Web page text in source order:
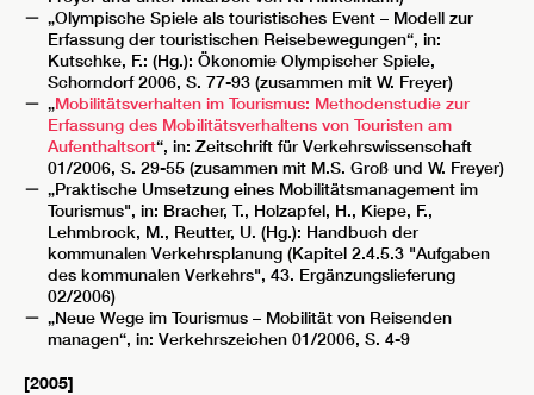
„Olympische Spiele als touristisches Event – Modell zur
Erfassung der touristischen Reisebewegungen“, in:
Kutschke, F.: (Hg.): Ökonomie Olympischer Spiele,
Schorndorf 2006, S. 77-93 (zusammen mit W. Freyer)
„Mobilitätsverhalten im Tourismus: Methodenstudie zur
Erfassung des Mobilitätsverhaltens von Touristen am
Aufenthaltsort“, in: Zeitschrift für Verkehrswissenschaft
01/2006, S. 29-55 (zusammen mit M.S. Groß und W. Freyer)
„Praktische Umsetzung eines Mobilitätsmanagement im
Tourismus", in: Bracher, T., Holzapfel, H., Kiepe, F.,
Lehmbrock, M., Reutter, U. (Hg.): Handbuch der
kommunalen Verkehrsplanung (Kapitel 2.4.5.3 "Aufgaben
des kommunalen Verkehrs", 43. Ergänzungslieferung
02/2006)
„Neue Wege im Tourismus – Mobilität von Reisenden
managen“, in: Verkehrszeichen 01/2006, S. 4-9
[2005]